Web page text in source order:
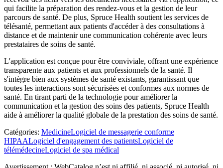
qui facilite la préparation des rendez-vous et la gestion de leur
parcours de santé. De plus, Spruce Health soutient les services de
télésanté, permettant aux patients d'accéder à des consultations à
distance et de maintenir une communication cohérente avec leurs
prestataires de soins de santé.
L'application est conçue pour être conviviale, offrant une expérience
transparente aux patients et aux professionnels de la santé. Il
s'intègre bien aux systèmes de santé existants, garantissant que
toutes les interactions sont sécurisées et conformes aux normes de
santé. En tirant parti de la technologie pour améliorer la
communication et la gestion des soins des patients, Spruce Health
aide à améliorer la qualité globale de la prestation des soins de santé.
Catégories: MedicineLogiciel de messagerie conforme
HIPAALogiciel d'engagement des patientsLogiciel de
télémédecineLogiciel de spa médical